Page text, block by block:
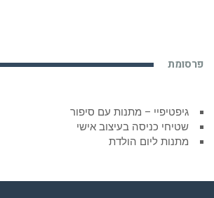
פרסומת
גיפטיפיי – מתנות עם סיפור
שטיחי כניסה בעיצוב אישי
מתנות ליום הולדת